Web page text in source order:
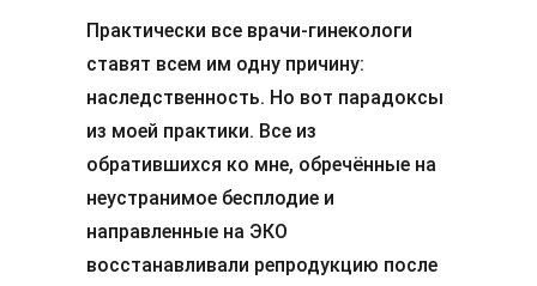
Практически все врачи-гинекологи
ставят всем им одну причину:
наследственность. Но вот парадоксы
из моей практики. Все из
обратившихся ко мне, обречённые на
неустранимое бесплодие и
направленные на ЭКО
восстанавливали репродукцию после